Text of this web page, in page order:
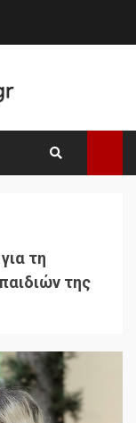
τη
της